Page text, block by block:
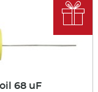
68 uF
